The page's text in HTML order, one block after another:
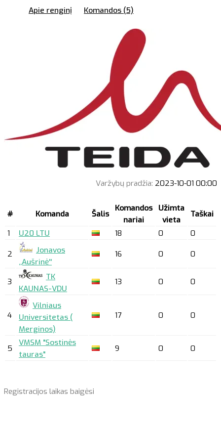
Apie renginį Komandos (5)
Varžybų pradžia: 2023-10-01 00:00
# Komanda Šalis
Komandos
nariai
Užimta
vieta
Taškai
1
U20 LTU 18 0 0
2
Jonavos
,,Aušrinė''
16 0 0
3
TK
KAUNAS-VDU
13 0 0
4
Vilniaus
Universitetas (
Merginos)
17 0 0
5
VMSM "Sostinės
tauras"
9 0 0
Registracijos laikas baigėsi